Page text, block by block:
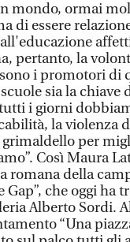
mondo, ormai
di essere
pertanto, la
i promotori di
sia la chiave
i giorni
la violenza
per
Così Maura
romana della
che oggi ha
Alberto Sordi.
“Una